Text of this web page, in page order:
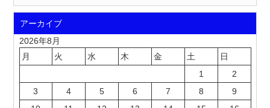
アーカイブ
2026年8月
月
火 水 木 金 土
日
1
2
3
4 5 6 7 8
9